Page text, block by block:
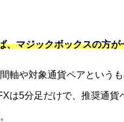
、マジックボックスの方
軸や対象通貨ペアという
は5分足だけで、推奨通